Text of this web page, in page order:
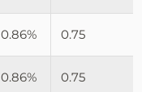
0.86% 0.75
0.86% 0.75